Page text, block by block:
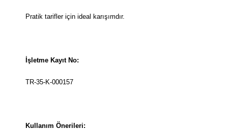
Pratik tarifler için ideal karışımdır.
İşletme Kayıt No:
TR-35-K-000157
Kullanım Önerileri: